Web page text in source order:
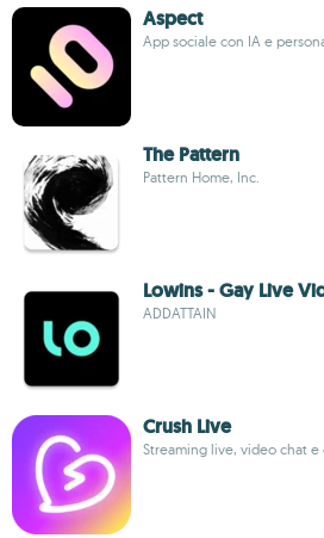
Aspect
App sociale con IA e
The Pattern
Pattern Home, Inc.
Lowins - Gay Live
ADDATTAIN
Crush Live
Streaming live, video chat